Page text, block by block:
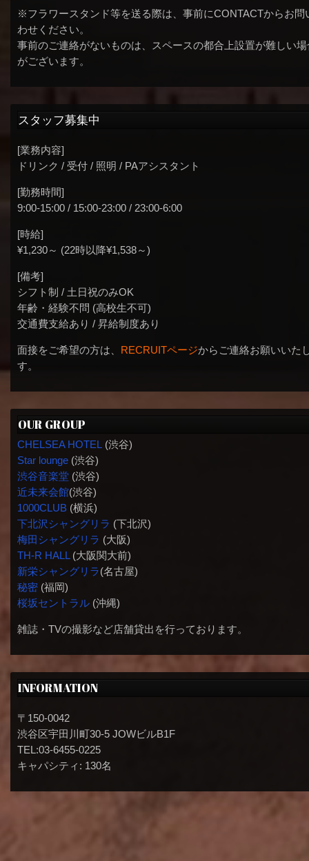
※フラワースタンド等を送る際は、事前にCONTACTからお問
わせください。
事前のご連絡がないものは、スペースの都合上設置が難しい場
がございます。
スタッフ募集中
[業務内容]
ドリンク / 受付 / 照明 / PAアシスタント
[勤務時間]
9:00-15:00 / 15:00-23:00 / 23:00-6:00
[時給]
¥1,230～ (22時以降¥1,538～)
[備考]
シフト制 / 土日祝のみOK
年齢・経験不問 (高校生不可)
交通費支給あり / 昇給制度あり
面接をご希望の方は、 RECRUITページからご連絡お願いいた
す。
OUR GROUP
CHELSEA HOTEL (渋谷)
Star lounge(渋谷)
渋谷音楽堂(渋谷)
近未来会館(渋谷)
1000CLUB(横浜)
下北沢シャングリラ (下北沢)
梅田シャングリラ (大阪)
TH-R HALL(大阪関大前)
新栄シャングリラ(名古屋)
秘密(福岡)
桜坂セントラル(沖縄)
雑誌・TVの撮影など店舗貸出を行っております。
INFORMATION
〒150-0042
渋谷区宇田川町30-5 JOWビルB1F
TEL:03-6455-0225
キャパシティ: 130名